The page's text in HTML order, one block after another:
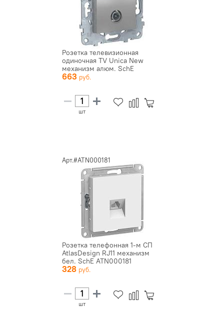
Розетка телевизионная
одиночная TV Unica New
механизм алюм. SchE
NU546230
663
шт
Арт.#ATN000181
Розетка телефонная 1-м СП
AtlasDesign RJ11 механизм
бел. SchE ATN000181
328
шт